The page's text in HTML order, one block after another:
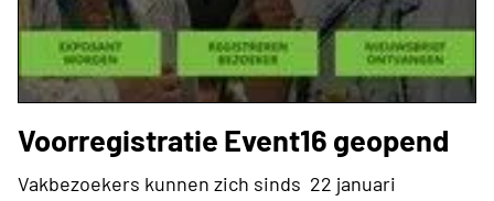
Voorregistratie Event16 geopend
Vakbezoekers kunnen zich sinds 22 januari